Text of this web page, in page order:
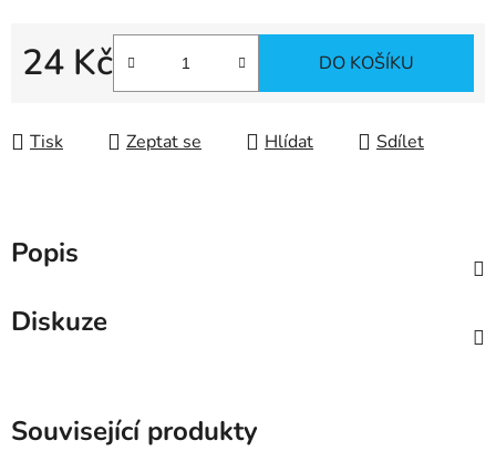
24 Kč
Měrná cena:
DO KOŠÍKU
Tisk Zeptat se Hlídat Sdílet
Popis
Diskuze
Související produkty